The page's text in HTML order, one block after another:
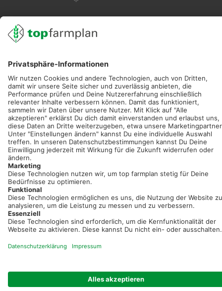
service@topfarmplan.de
Sei immer auf dem Laufenden!
Neue Features, spannende Tipps und hilfreiche Anleitungen!
Registriere dich kostenlos!
einfach und bequem!
Kostenlos registrieren & sofort starten
Impressum Kontakt & Hilfe